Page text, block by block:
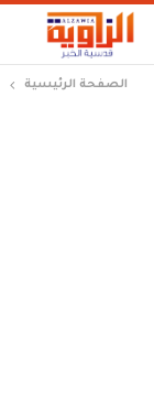
الصفحة الرئيسية